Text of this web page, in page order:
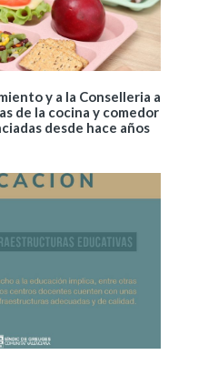
y a la Conselleria a
de la cocina y comedor
desde hace años